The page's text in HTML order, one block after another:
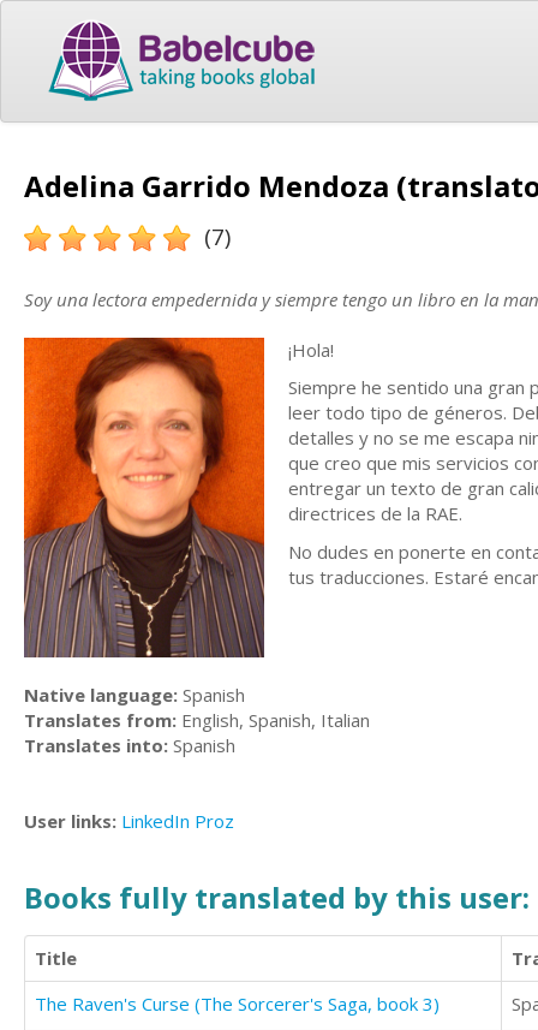
Adelina Garrido Mendoza
(7)
Soy una lectora empedernida y siempre tengo un libro en la
¡Hola!
Siempre he sentido una gran
leer todo tipo de géneros.
detalles y no se me escapa
que creo que mis servicios
entregar un texto de gran
directrices de la RAE.
No dudes en ponerte en
tus traducciones. Estaré
Native language: Spanish
Translates from: English, Spanish, Italian
Translates into: Spanish
User links: LinkedIn Proz
Books fully translated by this user:
Title
The Raven's Curse (The Sorcerer's Saga, book 3)